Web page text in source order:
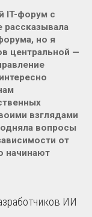
IT-форум с
но я
центральной —
взглядами
вопросы
от
начинают
ИИ